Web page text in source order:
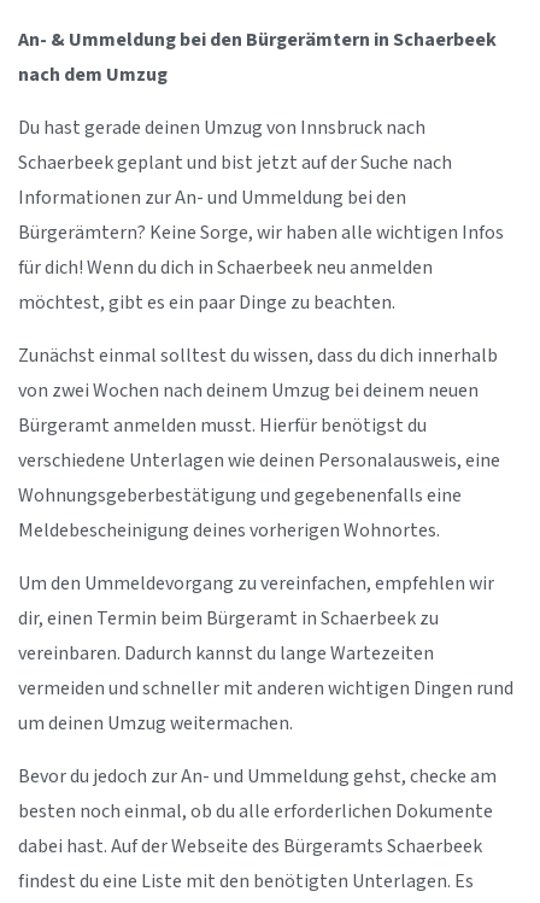
An- & Ummeldung bei den Bürgerämtern in Schaerbeek
nach dem Umzug
Du hast gerade deinen Umzug von Innsbruck nach
Schaerbeek geplant und bist jetzt auf der Suche nach
Informationen zur An- und Ummeldung bei den
Bürgerämtern? Keine Sorge, wir haben alle wichtigen Infos
für dich! Wenn du dich in Schaerbeek neu anmelden
möchtest, gibt es ein paar Dinge zu beachten.
Zunächst einmal solltest du wissen, dass du dich innerhalb
von zwei Wochen nach deinem Umzug bei deinem neuen
Bürgeramt anmelden musst. Hierfür benötigst du
verschiedene Unterlagen wie deinen Personalausweis, eine
Wohnungsgeberbestätigung und gegebenenfalls eine
Meldebescheinigung deines vorherigen Wohnortes.
Um den Ummeldevorgang zu vereinfachen, empfehlen wir
dir, einen Termin beim Bürgeramt in Schaerbeek zu
vereinbaren. Dadurch kannst du lange Wartezeiten
vermeiden und schneller mit anderen wichtigen Dingen rund
um deinen Umzug weitermachen.
Bevor du jedoch zur An- und Ummeldung gehst, checke am
besten noch einmal, ob du alle erforderlichen Dokumente
dabei hast. Auf der Webseite des Bürgeramts Schaerbeek
findest du eine Liste mit den benötigten Unterlagen. Es